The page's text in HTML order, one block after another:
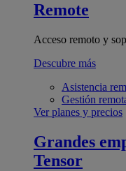
Remote
Acceso remoto y
Descubre más
Asistencia
Gestión
Ver planes y precios
Grandes
Tensor